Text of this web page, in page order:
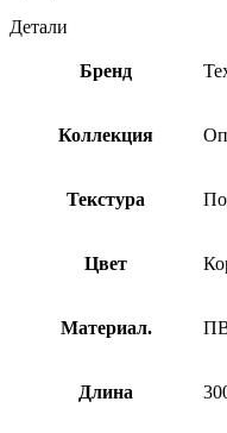
Детали
Бренд
Коллекция
Текстура
Цвет
Материал.
Длина